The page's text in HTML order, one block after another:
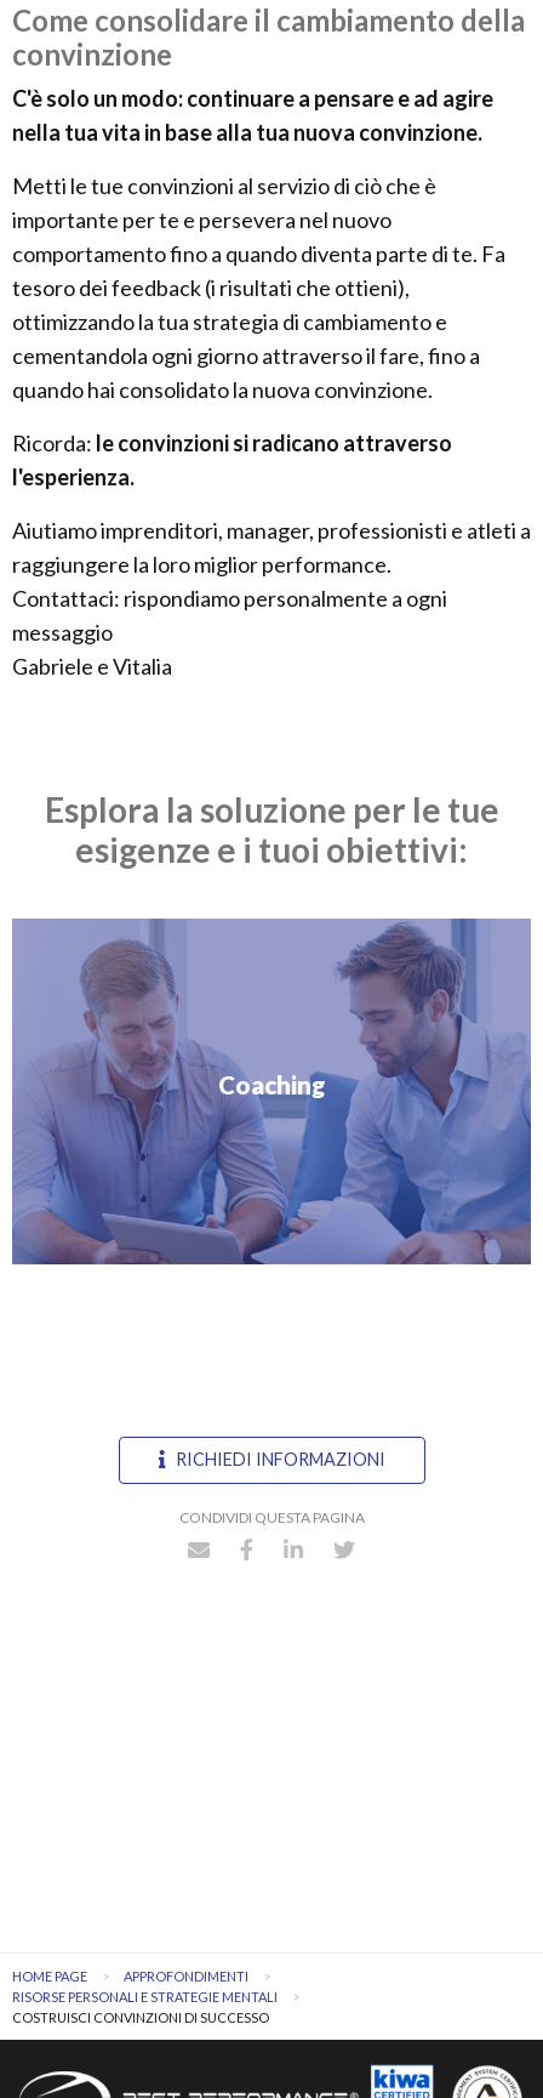
Come consolidare il cambiamento della
convinzione
C'è solo un modo: continuare a pensare e ad agire
nella tua vita in base alla tua nuova convinzione.
Metti le tue convinzioni al servizio di ciò che è
importante per te e persevera nel nuovo
comportamento fino a quando diventa parte di te. Fa
tesoro dei feedback (i risultati che ottieni),
ottimizzando la tua strategia di cambiamento e
cementandola ogni giorno attraverso il fare, fino a
quando hai consolidato la nuova convinzione.
Ricorda: le convinzioni si radicano attraverso
l'esperienza.
Aiutiamo imprenditori, manager, professionisti e atleti a
raggiungere la loro miglior performance.
Contattaci: rispondiamo personalmente a ogni
messaggio
Gabriele e Vitalia
Esplora la soluzione per le tue
esigenze e i tuoi obiettivi:
Coaching
RICHIEDI INFORMAZIONI
CONDIVIDI QUESTA PAGINA
HOME PAGE
APPROFONDIMENTI
RISORSE PERSONALI E STRATEGIE MENTALI
COSTRUISCI CONVINZIONI DI SUCCESSO